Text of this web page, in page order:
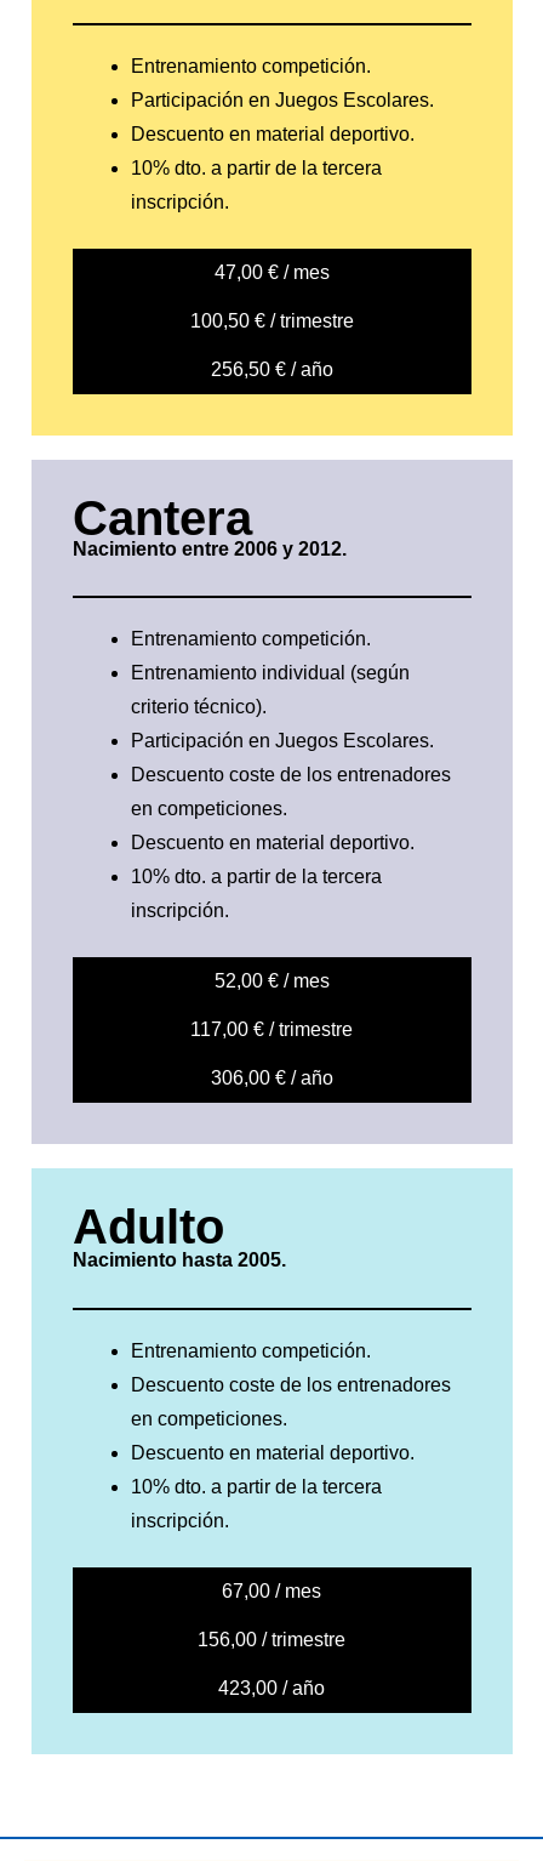
Entrenamiento competición.
Participación en Juegos Escolares.
Descuento en material deportivo.
10% dto. a partir de la tercera
inscripción.
47,00 € / mes
100,50 € / trimestre
256,50 € / año
Cantera
Nacimiento entre 2006 y 2012.
Entrenamiento competición.
Entrenamiento individual (según
criterio técnico).
Participación en Juegos Escolares.
Descuento coste de los entrenadores
en competiciones.
Descuento en material deportivo.
10% dto. a partir de la tercera
inscripción.
52,00 € / mes
117,00 € / trimestre
306,00 € / año
Adulto
Nacimiento hasta 2005.
Entrenamiento competición.
Descuento coste de los entrenadores
en competiciones.
Descuento en material deportivo.
10% dto. a partir de la tercera
inscripción.
67,00 / mes
156,00 / trimestre
423,00 / año